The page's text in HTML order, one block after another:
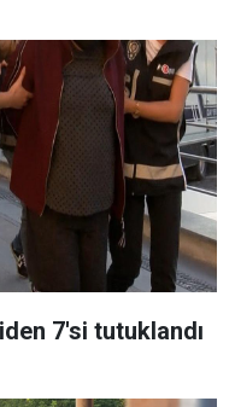
7'si tutuklandı